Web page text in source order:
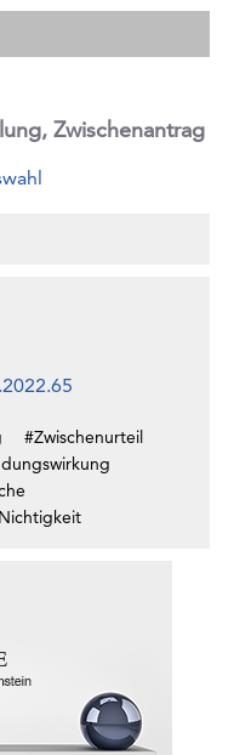
Zwischenantrag
#Zwischenurteil